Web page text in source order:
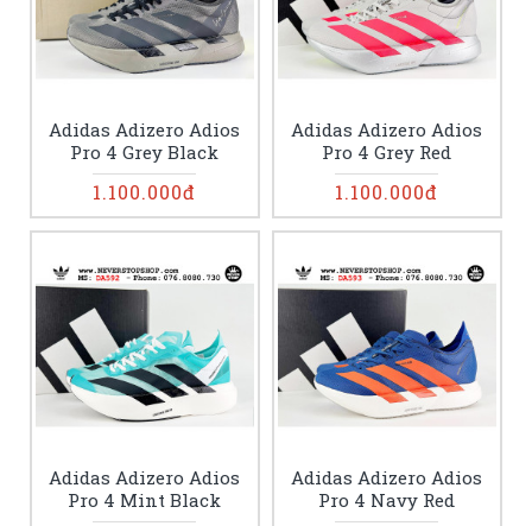
Adidas Adizero Adios
Pro 4 Grey Black
1.100.000đ
Adidas Adizero Adios
Pro 4 Grey Red
1.100.000đ
Adidas Adizero Adios
Pro 4 Mint Black
Adidas Adizero Adios
Pro 4 Navy Red